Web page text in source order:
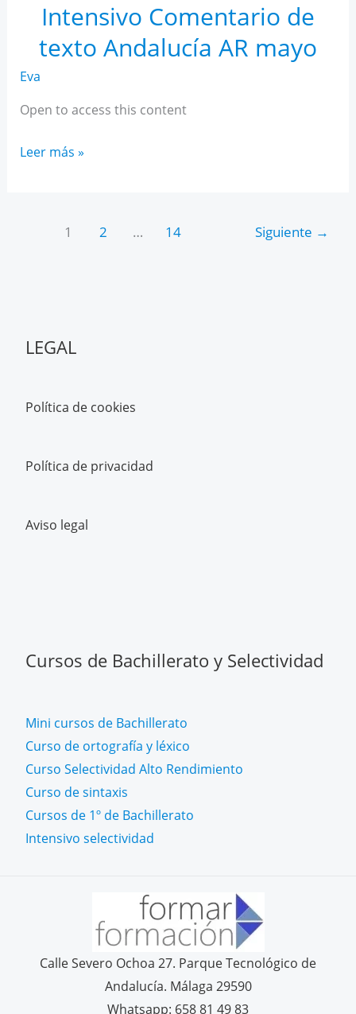
estudiantes
Intensivo Comentario de
texto Andalucía AR mayo
Eva
Open to access this content
Intensivo
Andalucía
Leer más »
1 2 … 14 Siguiente →
LEGAL
Política de cookies
Política de privacidad
Aviso legal
Cursos de Bachillerato y Selectividad
Mini cursos de Bachillerato
Curso de ortografía y léxico
Curso Selectividad Alto Rendimiento
Curso de sintaxis
Cursos de 1º de Bachillerato
Intensivo selectividad
Calle Severo Ochoa 27. Parque Tecnológico de
Andalucía. Málaga 29590
Whatsapp: 658 81 49 83